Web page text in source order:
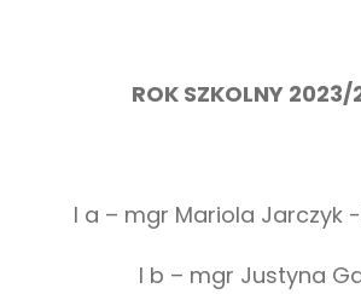
ROK SZKOLNY
I a – mgr Mariola Jarczyk
I b – mgr Justyna